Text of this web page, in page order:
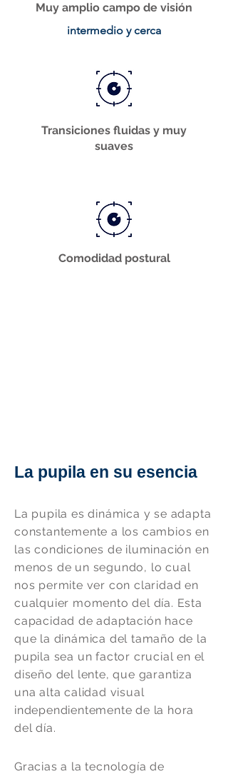
Muy amplio campo de visión
intermedio y cerca
Transiciones fluidas y muy
suaves
Comodidad postural
La pupila en su esencia
La pupila es dinámica y se adapta
constantemente a los cambios en
las condiciones de iluminación en
menos de un segundo, lo cual
nos permite ver con claridad en
cualquier momento del día. Esta
capacidad de adaptación hace
que la dinámica del tamaño de la
pupila sea un factor crucial en el
diseño del lente, que garantiza
una alta calidad visual
independientemente de la hora
del día.
Gracias a la tecnología de